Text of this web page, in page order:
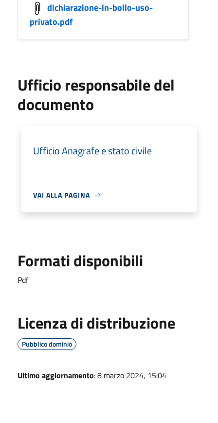
dichiarazione-in-bollo-uso-
privato.pdf
Ufficio responsabile del
documento
Ufficio Anagrafe e stato civile
VAI ALLA PAGINA
Formati disponibili
Pdf
Licenza di distribuzione
Pubblico dominio
Ultimo aggiornamento: 8 marzo 2024, 15:04